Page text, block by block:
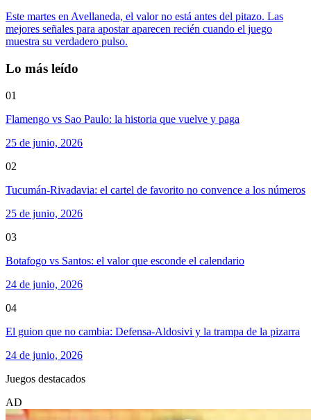
Este martes en Avellaneda, el valor no está antes del pitazo. Las
mejores señales para apostar aparecen recién cuando el juego
muestra su verdadero pulso.
Lo más leído
01
Flamengo vs Sao Paulo: la historia que vuelve y paga
25 de junio, 2026
02
Tucumán-Rivadavia: el cartel de favorito no convence a los números
25 de junio, 2026
03
Botafogo vs Santos: el valor que esconde el calendario
24 de junio, 2026
04
El guion que no cambia: Defensa-Aldosivi y la trampa de la pizarra
24 de junio, 2026
Juegos destacados
AD